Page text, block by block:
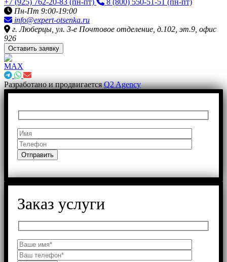
Пн-Пт 9:00-19:00
info@expert-otsenka.ru
г. Люберцы, ул. 3-е Почтовое отделение, д.102, эт.9, офис
926
Оставить заявку
Разработано и продвигаетсяQ2 Agency
Заказ услуги